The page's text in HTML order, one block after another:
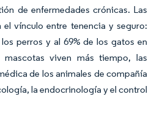
de enfermedades crónicas. Las
vínculo entre tenencia y seguro:
perros y al 69% de los gatos en
viven más tiempo, las
de los animales de compañía
la endocrinología y el control